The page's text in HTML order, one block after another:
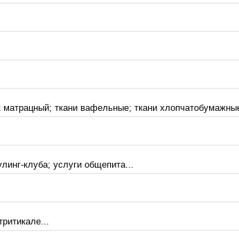
матрацный; ткани вафельные; ткани
клуба; услуги общепита...